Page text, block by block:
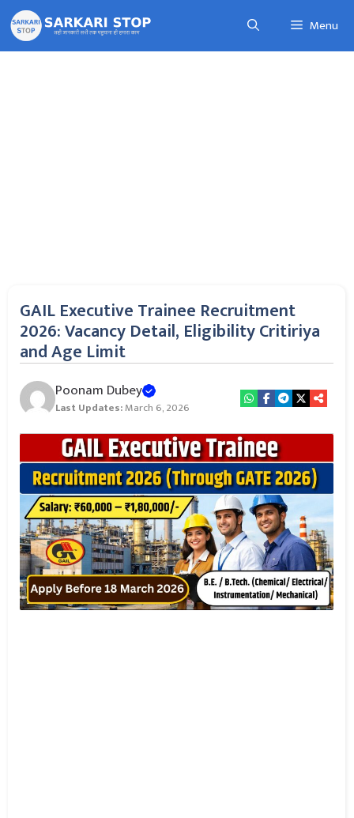
Skip
to
content
Menu
GAIL Executive Trainee Recruitment
2026: Vacancy Detail, Eligibility Critiriya
and Age Limit
Poonam Dubey
Last Updates:March 6, 2026